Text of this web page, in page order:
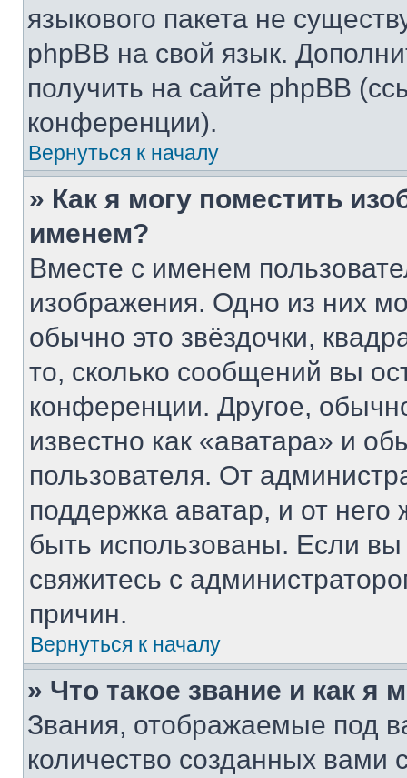
языкового пакета не
phpBB на свой язык.
получить на сайте phpBB
конференции).
Вернуться к началу
» Как я могу поместить
именем?
Вместе с именем
изображения. Одно из них
обычно это звёздочки,
то, сколько сообщений вы
конференции. Другое,
известно как «аватара» и
пользователя. От
поддержка аватар, и от него
быть использованы. Если
свяжитесь с
причин.
Вернуться к началу
» Что такое звание и как я
Звания, отображаемые под
количество созданных